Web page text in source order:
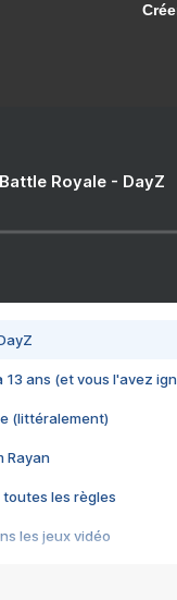
Royale - DayZ
13 ans (et vous l'avez
(littéralement)
Rayan
toutes les règles
les jeux vidéo